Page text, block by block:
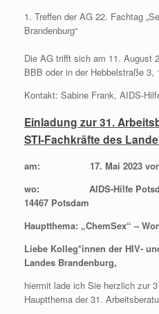
1. Treffen der AG 22. Fachtag
Brandenburg“
Die AG trifft sich am 11. August
BBB oder in der Hebbelstraße 3,
Kontakt: Sabine Frank, AIDS-
Einladung zur 31.
STI-Fachkräfte des
am: 17. Mai 2023 von
wo: AIDS-Hilfe Potsdam
14467 Potsdam
Hauptthema: „ChemSex“ –
Liebe Kolleg*innen der HIV-
Landes Brandenburg,
hiermit lade ich Sie herzlich zur
Hauptthema der 31.